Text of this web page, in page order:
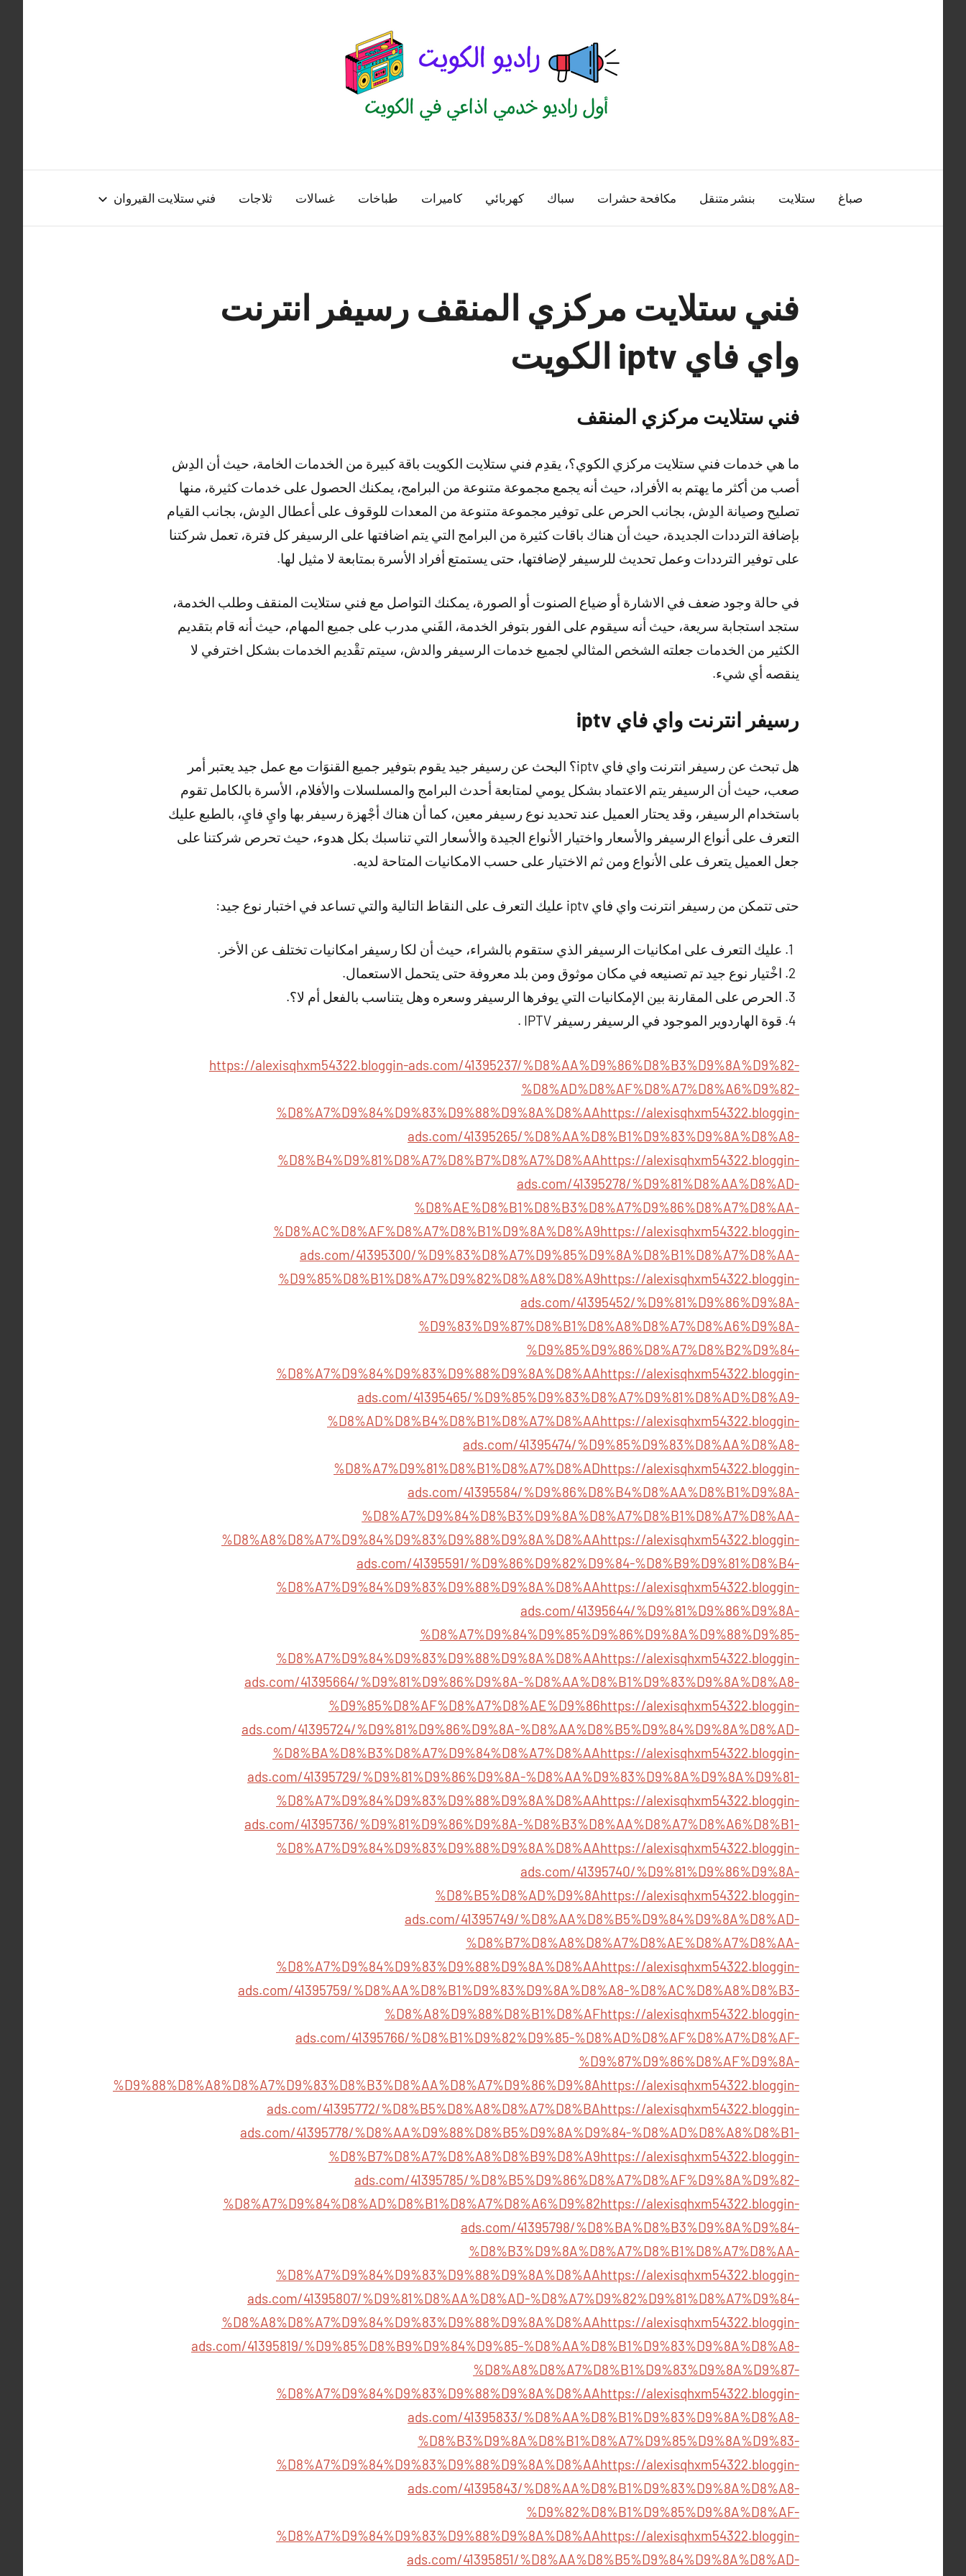
الكويت
منصة
اذاعية
صباغ ستلايت بنشر متنقل مكافحة حشرات سباك كهربائي كاميرات طباخات غسالات ثلاجات فني ستلايت القيروان
فني ستلايت مركزي المنقف رسيفر انترنت
واي فاي iptv الكويت
فني ستلايت مركزي المنقف
ما هي خدمات فني ستلايت مركزي الكوي؟، يقدِم فني ستلايت الكويت باقة كبيرة من الخدمات الخامة، حيث أن الدِش
أصب من أكثر ما يهتم به الأفراد، حيث أنه يجمع مجموعة متنوعة من البرامج، يمكنك الحصول على خدمات كثيرة، منها
تصليح وصيانة الدِش، بجانب الحرص على توفير مجموعة متنوعة من المعدات للوقوف على أعطال الدِش، بجانب القيام
بإضافة الترددات الجديدة، حيث أن هناك باقات كثيرة من البرامج التي يتم اضافتها على الرسيفر كل فترة، تعمل شركتنا
على توفير الترددات وعمل تحديث للرسيفر لإضافتها، حتى يستمتع أفراد الأسرة بمتابعة لا مثيل لها.
في حالة وجود ضعف في الاشارة أو ضياع الصنوت أو الصورة، يمكنك التواصل مع فني ستلايت المنقف وطلب الخدمة،
ستجد استجابة سريعة، حيث أنه سيقوم على الفور بتوفر الخدمة، الفَني مدرب على جميع المهام، حيث أنه قام بتقديم
الكثير من الخدمات جعلته الشخص المثالي لجميع خدمات الرسيفر والدش، سيتم تقْديم الخدمات بشكل اخترفي لا
ينقصه أي شيء.
رسيفر انترنت واي فاي iptv
هل تبحث عن رسيفر انترنت واي فاي iptv؟ البحث عن رسيفر جيد يقوم بتوفير جميع القنوَات مع عمل جيد يعتبر أمر
صعب، حيث أن الرسيفر يتم الاعتماد بشكل يومي لمتابعة أحدث البرامج والمسلسلات والأفلام، الأسرة بالكامل تقوم
باستخدام الرسيفر، وقد يحتار العميل عند تحديد نوع رسيفر معين، كما أن هناك أجْهزة رسيفر بها وايِ فايِ، بالطبع عليك
التعرف على أنواع الرسيفر والأسعار واختيار الأنواع الجيدة والأسعار التي تناسبك بكل هدوء، حيث تحرص شركتنا على
جعل العميل يتعرف على الأنواع ومن ثم الاختيار على حسب الامكانيات المتاحة لديه.
حتى تتمكن من رسيفر انترنت واي فاي iptv عليك التعرف على النقاط التالية والتي تساعد في اختبار نوع جيد:
عليك التعرف على امكانيات الرسيفر الذي ستقوم بالشراء، حيث أن لكا رسيفر امكانيات تختلف عن الأخر.
اخْتيار نوع جيد تم تصنيعه في مكان موثوق ومن بلد معروفة حتى يتحمل الاستعمال.
الحرص على المقارنة بين الإمكانيات التي يوفرها الرسيفر وسعره وهل يتناسب بالفعل أم لا؟.
قوة الهاردوير الموجود في الرسيفر رسيفر IPTV .
https://alexisqhxm54322.bloggin-ads.com/41395237/%D8%AA%D9%86%D8%B3%D9%8A%D9%82-
%D8%AD%D8%AF%D8%A7%D8%A6%D9%82-
%D8%A7%D9%84%D9%83%D9%88%D9%8A%D8%AAhttps://alexisqhxm54322.bloggin-
ads.com/41395265/%D8%AA%D8%B1%D9%83%D9%8A%D8%A8-
%D8%B4%D9%81%D8%A7%D8%B7%D8%A7%D8%AAhttps://alexisqhxm54322.bloggin-
ads.com/41395278/%D9%81%D8%AA%D8%AD-
%D8%AE%D8%B1%D8%B3%D8%A7%D9%86%D8%A7%D8%AA-
%D8%AC%D8%AF%D8%A7%D8%B1%D9%8A%D8%A9https://alexisqhxm54322.bloggin-
ads.com/41395300/%D9%83%D8%A7%D9%85%D9%8A%D8%B1%D8%A7%D8%AA-
%D9%85%D8%B1%D8%A7%D9%82%D8%A8%D8%A9https://alexisqhxm54322.bloggin-
ads.com/41395452/%D9%81%D9%86%D9%8A-
%D9%83%D9%87%D8%B1%D8%A8%D8%A7%D8%A6%D9%8A-
%D9%85%D9%86%D8%A7%D8%B2%D9%84-
%D8%A7%D9%84%D9%83%D9%88%D9%8A%D8%AAhttps://alexisqhxm54322.bloggin-
ads.com/41395465/%D9%85%D9%83%D8%A7%D9%81%D8%AD%D8%A9-
%D8%AD%D8%B4%D8%B1%D8%A7%D8%AAhttps://alexisqhxm54322.bloggin-
ads.com/41395474/%D9%85%D9%83%D8%AA%D8%A8-
%D8%A7%D9%81%D8%B1%D8%A7%D8%ADhttps://alexisqhxm54322.bloggin-
ads.com/41395584/%D9%86%D8%B4%D8%AA%D8%B1%D9%8A-
%D8%A7%D9%84%D8%B3%D9%8A%D8%A7%D8%B1%D8%A7%D8%AA-
%D8%A8%D8%A7%D9%84%D9%83%D9%88%D9%8A%D8%AAhttps://alexisqhxm54322.bloggin-
ads.com/41395591/%D9%86%D9%82%D9%84-%D8%B9%D9%81%D8%B4-
%D8%A7%D9%84%D9%83%D9%88%D9%8A%D8%AAhttps://alexisqhxm54322.bloggin-
ads.com/41395644/%D9%81%D9%86%D9%8A-
%D8%A7%D9%84%D9%85%D9%86%D9%8A%D9%88%D9%85-
%D8%A7%D9%84%D9%83%D9%88%D9%8A%D8%AAhttps://alexisqhxm54322.bloggin-
ads.com/41395664/%D9%81%D9%86%D9%8A-%D8%AA%D8%B1%D9%83%D9%8A%D8%A8-
%D9%85%D8%AF%D8%A7%D8%AE%D9%86https://alexisqhxm54322.bloggin-
ads.com/41395724/%D9%81%D9%86%D9%8A-%D8%AA%D8%B5%D9%84%D9%8A%D8%AD-
%D8%BA%D8%B3%D8%A7%D9%84%D8%A7%D8%AAhttps://alexisqhxm54322.bloggin-
ads.com/41395729/%D9%81%D9%86%D9%8A-%D8%AA%D9%83%D9%8A%D9%8A%D9%81-
%D8%A7%D9%84%D9%83%D9%88%D9%8A%D8%AAhttps://alexisqhxm54322.bloggin-
ads.com/41395736/%D9%81%D9%86%D9%8A-%D8%B3%D8%AA%D8%A7%D8%A6%D8%B1-
%D8%A7%D9%84%D9%83%D9%88%D9%8A%D8%AAhttps://alexisqhxm54322.bloggin-
ads.com/41395740/%D9%81%D9%86%D9%8A-
%D8%B5%D8%AD%D9%8Ahttps://alexisqhxm54322.bloggin-
ads.com/41395749/%D8%AA%D8%B5%D9%84%D9%8A%D8%AD-
%D8%B7%D8%A8%D8%A7%D8%AE%D8%A7%D8%AA-
%D8%A7%D9%84%D9%83%D9%88%D9%8A%D8%AAhttps://alexisqhxm54322.bloggin-
ads.com/41395759/%D8%AA%D8%B1%D9%83%D9%8A%D8%A8-%D8%AC%D8%A8%D8%B3-
%D8%A8%D9%88%D8%B1%D8%AFhttps://alexisqhxm54322.bloggin-
ads.com/41395766/%D8%B1%D9%82%D9%85-%D8%AD%D8%AF%D8%A7%D8%AF-
%D9%87%D9%86%D8%AF%D9%8A-
%D9%88%D8%A8%D8%A7%D9%83%D8%B3%D8%AA%D8%A7%D9%86%D9%8Ahttps://alexisqhxm54322.bloggin-
ads.com/41395772/%D8%B5%D8%A8%D8%A7%D8%BAhttps://alexisqhxm54322.bloggin-
ads.com/41395778/%D8%AA%D9%88%D8%B5%D9%8A%D9%84-%D8%AD%D8%A8%D8%B1-
%D8%B7%D8%A7%D8%A8%D8%B9%D8%A9https://alexisqhxm54322.bloggin-
ads.com/41395785/%D8%B5%D9%86%D8%A7%D8%AF%D9%8A%D9%82-
%D8%A7%D9%84%D8%AD%D8%B1%D8%A7%D8%A6%D9%82https://alexisqhxm54322.bloggin-
ads.com/41395798/%D8%BA%D8%B3%D9%8A%D9%84-
%D8%B3%D9%8A%D8%A7%D8%B1%D8%A7%D8%AA-
%D8%A7%D9%84%D9%83%D9%88%D9%8A%D8%AAhttps://alexisqhxm54322.bloggin-
ads.com/41395807/%D9%81%D8%AA%D8%AD-%D8%A7%D9%82%D9%81%D8%A7%D9%84-
%D8%A8%D8%A7%D9%84%D9%83%D9%88%D9%8A%D8%AAhttps://alexisqhxm54322.bloggin-
ads.com/41395819/%D9%85%D8%B9%D9%84%D9%85-%D8%AA%D8%B1%D9%83%D9%8A%D8%A8-
%D8%A8%D8%A7%D8%B1%D9%83%D9%8A%D9%87-
%D8%A7%D9%84%D9%83%D9%88%D9%8A%D8%AAhttps://alexisqhxm54322.bloggin-
ads.com/41395833/%D8%AA%D8%B1%D9%83%D9%8A%D8%A8-
%D8%B3%D9%8A%D8%B1%D8%A7%D9%85%D9%8A%D9%83-
%D8%A7%D9%84%D9%83%D9%88%D9%8A%D8%AAhttps://alexisqhxm54322.bloggin-
ads.com/41395843/%D8%AA%D8%B1%D9%83%D9%8A%D8%A8-
%D9%82%D8%B1%D9%85%D9%8A%D8%AF-
%D8%A7%D9%84%D9%83%D9%88%D9%8A%D8%AAhttps://alexisqhxm54322.bloggin-
ads.com/41395851/%D8%AA%D8%B5%D9%84%D9%8A%D8%AD-